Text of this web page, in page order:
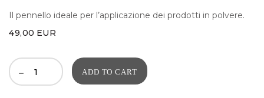
Il pennello ideale per l’applicazione dei prodotti in polvere.
49,00 EUR
ADD TO CART